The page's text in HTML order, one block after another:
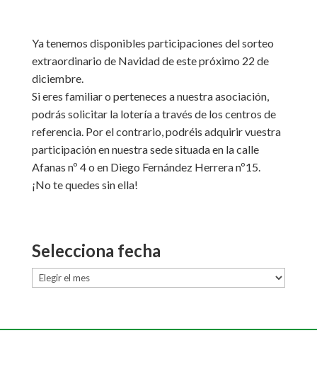
Ya tenemos disponibles participaciones del sorteo
extraordinario de Navidad de este próximo 22 de
diciembre.
Si eres familiar o perteneces a nuestra asociación,
podrás solicitar la lotería a través de los centros de
referencia. Por el contrario, podréis adquirir vuestra
participación en nuestra sede situada en la calle
Afanas nº 4 o en Diego Fernández Herrera nº15.
¡No te quedes sin ella!
Selecciona fecha
Selecciona